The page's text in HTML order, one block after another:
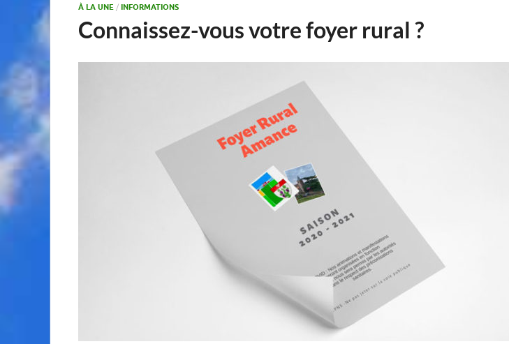
À LA UNE / INFORMATIONS
Connaissez-vous votre foyer rural ?